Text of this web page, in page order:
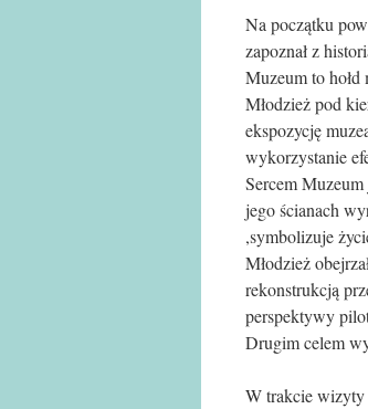
Na początku
zapoznał z
Muzeum to
Młodzież pod
ekspozycję
wykorzystanie
Sercem
jego ścianach
,symbolizuje
Młodzież
rekonstrukcją
perspektywy
Drugim celem
W trakcie